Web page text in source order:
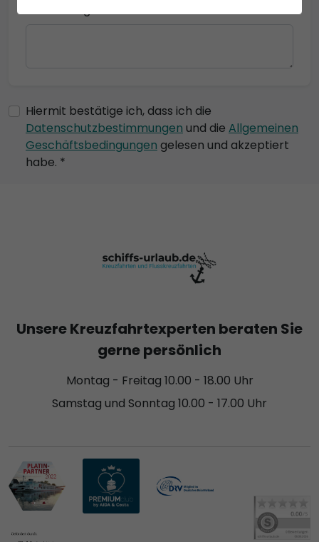
Hiermit bestätige ich, dass ich die
Datenschutzbestimmungen und die Allgemeinen
Geschäftsbedingungen gelesen und akzeptiert
habe. *
Unsere Kreuzfahrtexperten beraten Sie
gerne persönlich
Montag - Freitag 10.00 - 18.00 Uhr
Samstag und Sonntag 10.00 - 17.00 Uhr